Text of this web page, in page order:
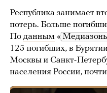
Республика занимает
потерь. Больше
По данным «
125 погибших, в
Москвы и Санкт-
населения России,